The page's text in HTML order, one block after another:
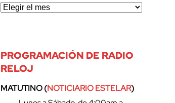
PROGRAMACIÓN DE RADIO
RELOJ
MATUTINO (NOTICIARIO ESTELAR)